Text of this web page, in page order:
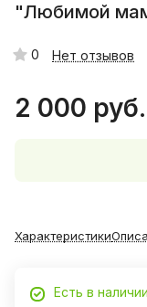
"Любимой
0 Нет отзывов
2 000 руб.
Характеристики
Есть в наличии